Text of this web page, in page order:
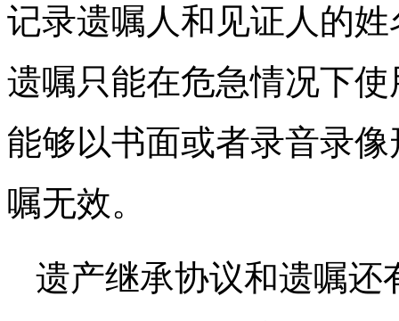
记录遗嘱人和见证人的
遗嘱只能在危急情况下
能够以书面或者录音录
嘱无效。
遗产继承协议和遗嘱还